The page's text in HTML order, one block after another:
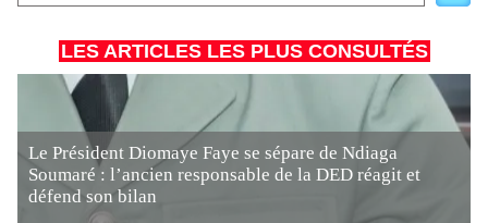
LES ARTICLES LES PLUS CONSULTÉS
Le Président Diomaye Faye se sépare de Ndiaga
Soumaré : l’ancien responsable de la DED réagit et
défend son bilan